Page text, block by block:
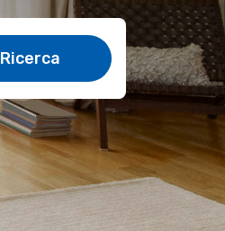
Ricerca